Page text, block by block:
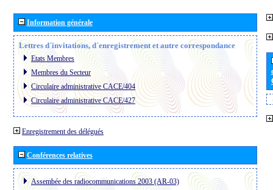
Information générale
Lettres d´invitations, d´enregistrement et autre correspondance
Etats Membres
Membres du Secteur
Circulaire administrative CACE/404
Circulaire administrative CACE/427
Enregistrement des délégués
Conférences relatives
Assembée des radiocommunications 2003 (AR-03)